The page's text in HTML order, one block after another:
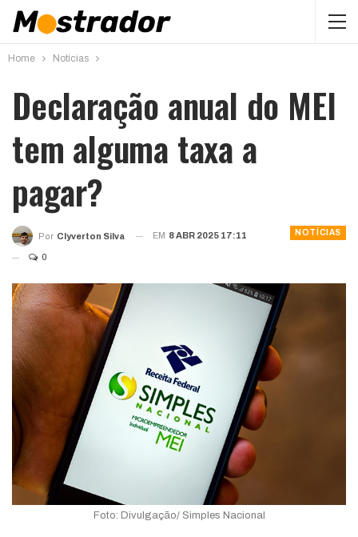
Home Notícias
Declaração anual do MEI
tem alguma taxa a
pagar?
NOTÍCIAS
Por Clyverton Silva EM 8 ABR 2025 17:11
0
Foto: Divulgação/ Simples Nacional